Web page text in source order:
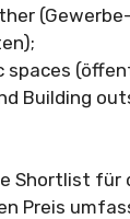
spaces
Building
Shortlist
Preis